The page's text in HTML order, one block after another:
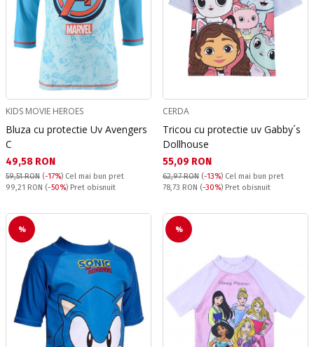
KIDS MOVIE HEROES
Bluza cu protectie Uv Avengers
C
Текуща цена:
49,58 RON
59,51 RON (-17%) Cel mai bun pret
Pret obisnuit:
99,21 RON (-50%) Pret obisnuit
CERDA
Tricou cu protectie uv Gabby´s
Dollhouse
Текуща цена:
55,09 RON
62,97 RON (-13%) Cel mai bun pret
Pret obisnuit:
78,73 RON (-30%) Pret obisnuit
% %